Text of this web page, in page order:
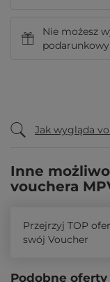
Nie możesz
Jak wygląda
Inne
vouchera
Przejrzyj TOP
swój Voucher
Podobne oferty